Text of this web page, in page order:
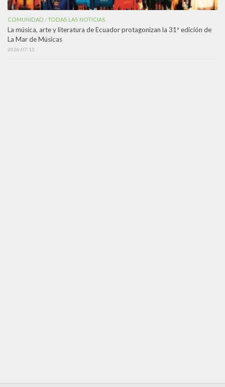
COMUNIDAD /TODAS LAS NOTICIAS
La música, arte y literatura de Ecuador protagonizan la 31ª edición de
La Mar de Músicas
2026-07-15